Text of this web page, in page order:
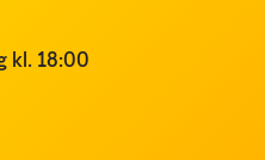
kl. 18:00